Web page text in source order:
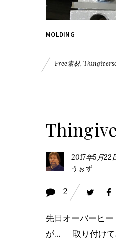
MOLDING
Free素材,
2017年5月22
うぉず
2
先日オーバーヒ
が… 取り付け